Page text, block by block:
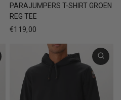
PARAJUMPERS T-SHIRT GROEN
REG TEE
€119,00